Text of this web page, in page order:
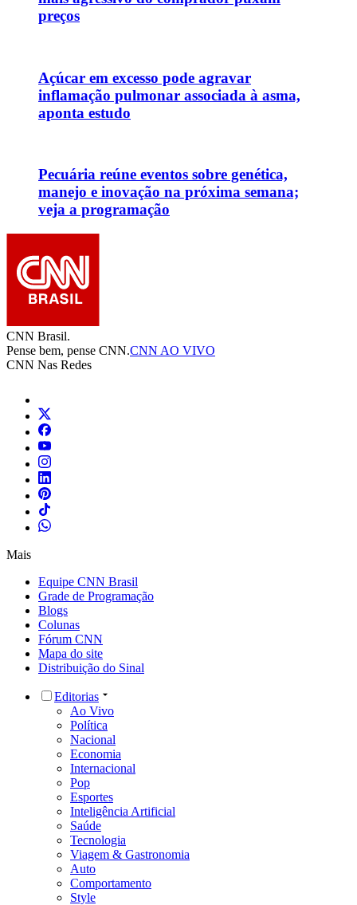
preços
Açúcar em excesso pode agravar
inflamação pulmonar associada à asma,
aponta estudo
Pecuária reúne eventos sobre genética,
manejo e inovação na próxima semana;
veja a programação
CNN Brasil.
Pense bem, pense CNN.CNN AO VIVO
CNN Nas Redes
Mais
Equipe CNN Brasil
Grade de Programação
Blogs
Colunas
Fórum CNN
Mapa do site
Distribuição do Sinal
Editorias
Ao Vivo
Política
Nacional
Economia
Internacional
Pop
Esportes
Inteligência Artificial
Saúde
Tecnologia
Viagem & Gastronomia
Auto
Comportamento
Style